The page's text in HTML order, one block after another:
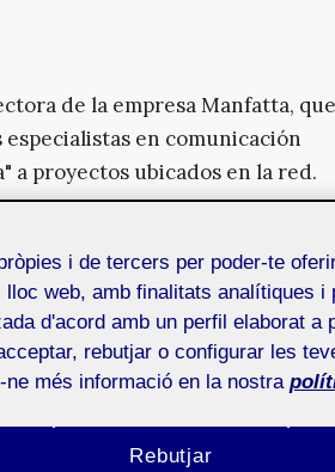
de la empresa Manfatta, que
en comunicación
a proyectos ubicados en la red.
de datos en Internet
dinámicas respecto a las
para realizar páginas
de bases de datos en
i de tercers per poder-te
lloc web, amb finalitats analítiques i
d'acord amb un perfil elaborat a
rebutjar o configurar les
més informació en la nostra
Rebutjar